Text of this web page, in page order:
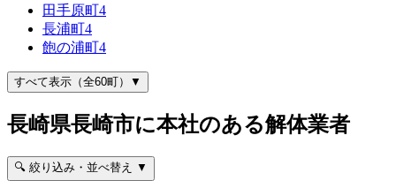
田手原町4
長浦町4
飽の浦町4
すべて表示（全60町）▼
長崎県長崎市に本社のある解体業者
🔍 絞り込み・並べ替え ▼